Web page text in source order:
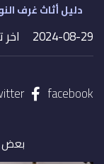
دليل أثاث غرف
2024-08-29 اخر
facebook
بعض